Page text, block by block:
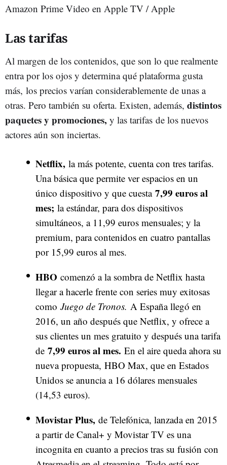
Amazon Prime Video en Apple TV / Apple
Las tarifas
Al margen de los contenidos, que son lo que realmente
entra por los ojos y determina qué plataforma gusta
más, los precios varían considerablemente de unas a
otras. Pero también su oferta. Existen, además, distintos
paquetes y promociones, y las tarifas de los nuevos
actores aún son inciertas.
Netflix, la más potente, cuenta con tres tarifas.
Una básica que permite ver espacios en un
único dispositivo y que cuesta7,99 euros al
mes; la estándar, para dos dispositivos
simultáneos, a 11,99 euros mensuales; y la
premium, para contenidos en cuatro pantallas
por 15,99 euros al mes.
HBO comenzó a la sombra de Netflix hasta
llegar a hacerle frente con series muy exitosas
como Juego de Tronos. A España llegó en
2016, un año después que Netflix, y ofrece a
sus clientes un mes gratuito y después una tarifa
de 7,99 euros al mes. En el aire queda ahora su
nueva propuesta, HBO Max, que en Estados
Unidos se anuncia a 16 dólares mensuales
(14,53 euros).
Movistar Plus, de Telefónica, lanzada en 2015
a partir de Canal+ y Movistar TV es una
incognita en cuanto a precios tras su fusión con